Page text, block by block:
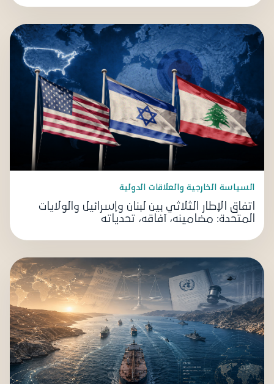
السياسة الخارجية والعلاقات الدولية
اتفاق الإطار الثلاثي بين لبنان وإسرائيل والولايات
المتحدة: مضامينه، آفاقه، تحدياته